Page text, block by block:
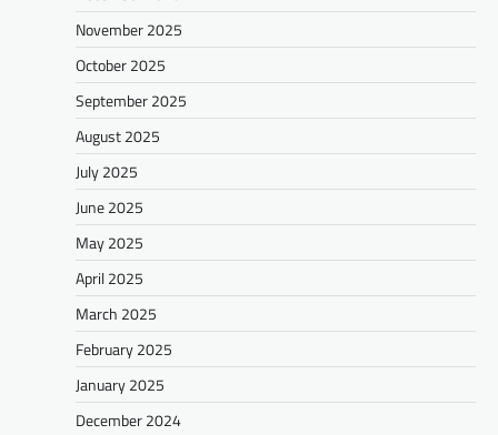
November 2025
October 2025
September 2025
August 2025
July 2025
June 2025
May 2025
April 2025
March 2025
February 2025
January 2025
December 2024